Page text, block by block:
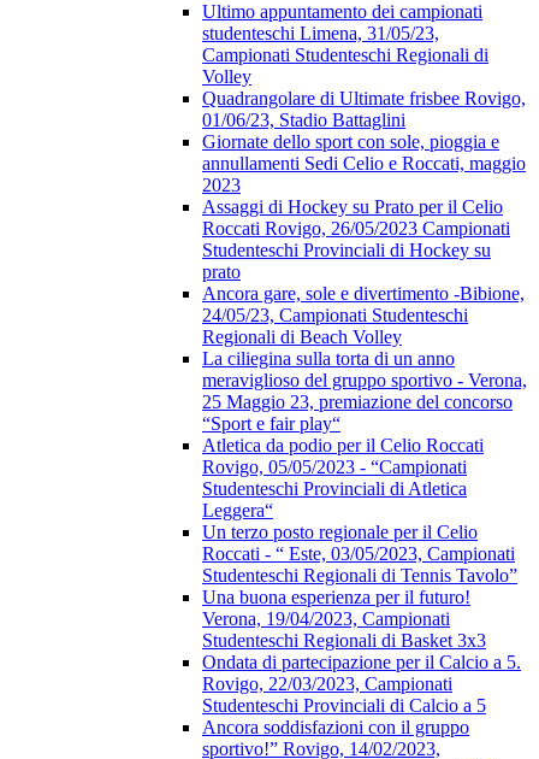
Ultimo appuntamento dei campionati
studenteschi Limena, 31/05/23,
Campionati Studenteschi Regionali di
Volley
Quadrangolare di Ultimate frisbee Rovigo,
01/06/23, Stadio Battaglini
Giornate dello sport con sole, pioggia e
annullamenti Sedi Celio e Roccati, maggio
2023
Assaggi di Hockey su Prato per il Celio
Roccati Rovigo, 26/05/2023 Campionati
Studenteschi Provinciali di Hockey su
prato
Ancora gare, sole e divertimento -Bibione,
24/05/23, Campionati Studenteschi
Regionali di Beach Volley
La ciliegina sulla torta di un anno
meraviglioso del gruppo sportivo - Verona,
25 Maggio 23, premiazione del concorso
“Sport e fair play“
Atletica da podio per il Celio Roccati
Rovigo, 05/05/2023 - “Campionati
Studenteschi Provinciali di Atletica
Leggera“
Un terzo posto regionale per il Celio
Roccati - “ Este, 03/05/2023, Campionati
Studenteschi Regionali di Tennis Tavolo”
Una buona esperienza per il futuro!
Verona, 19/04/2023, Campionati
Studenteschi Regionali di Basket 3x3
Ondata di partecipazione per il Calcio a 5.
Rovigo, 22/03/2023, Campionati
Studenteschi Provinciali di Calcio a 5
Ancora soddisfazioni con il gruppo
sportivo!” Rovigo, 14/02/2023,